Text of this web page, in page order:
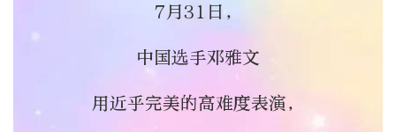
7月31日，
中国选手邓雅文
用近乎完美的高难度表演，